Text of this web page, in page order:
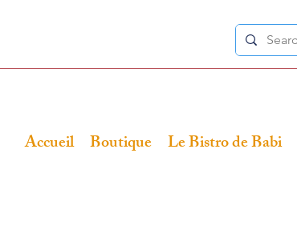
Accueil Boutique Le Bistro de Babi